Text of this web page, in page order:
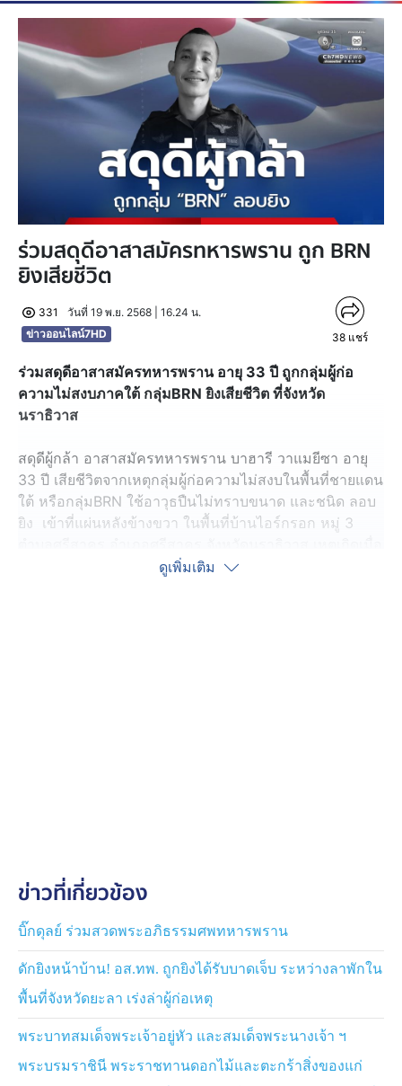
ร่วมสดุดีอาสาสมัครทหารพราน ถูก BRN
ยิงเสียชีวิต
331
วันที่ 19 พ.ย. 2568 | 16.24 น.
ข่าวออนไลน์7HD
38 แชร์
ร่วมสดุดีอาสาสมัครทหารพราน อายุ 33 ปี ถูกกลุ่มผู้ก่อ
ความไม่สงบภาคใต้ กลุ่มBRN ยิงเสียชีวิต ที่จังหวัด
นราธิวาส
สดุดีผู้กล้า อาสาสมัครทหารพราน บาฮารี วาแมยีซา อายุ
33 ปี เสียชีวิตจากเหตุกลุ่มผู้ก่อความไม่สงบในพื้นที่ชายแดน
ใต้ หรือกลุ่มBRN ใช้อาวุธปืนไม่ทราบขนาด และชนิด ลอบ
ยิง เข้าที่แผ่นหลังข้างขวา ในพื้นที่บ้านไอร์กรอก หมู่ 3
เวลา 18.00 น. วันที่ 18 พฤศจิกายน 2568 ที่ผ่านมา หลังถูก
ดูเพิ่มเติม
ข่าวที่เกี่ยวข้อง
บิ๊กดุลย์ ร่วมสวดพระอภิธรรมศพทหารพราน
ดักยิงหน้าบ้าน! อส.ทพ. ถูกยิงได้รับบาดเจ็บ ระหว่างลาพักใน
พื้นที่จังหวัดยะลา เร่งล่าผู้ก่อเหตุ
พระบาทสมเด็จพระเจ้าอยู่หัว และสมเด็จพระนางเจ้า ฯ
พระบรมราชินี พระราชทานดอกไม้และตะกร้าสิ่งของแก่